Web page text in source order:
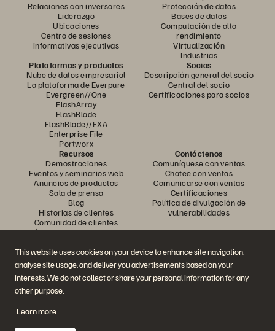
This website uses cookies on your device to enhance site navigation,
analyse site usage, and deliver you advertisements based on your
interests. We do not collect or share your personal information for any
other purpose.
Learn more
Relaciones con inversores
Liderazgo
Ubicaciones
Centro de sesiones
informativas ejecutivas
Protección de datos
Bases de datos
Computación de alto
rendimiento
Virtualización
Industrias
Plataformas y productos
Nube de datos empresarial
La plataforma de Everpure
Evergreen//One
FlashArray
FlashBlade
FlashBlade//EXA
Enterprise File
Portworx
Socios
Descripción general del socio
Central del socio
Certificaciones para socios
Recursos
Demostraciones
Eventos y seminarios web
Anuncios de productos
Sala de prensa
Blog
Historias de clientes
Comunidad de clientes
Artículo sobre conocimiento
Contáctenos
Comuníquese con ventas
Chatee con ventas
Comunicarse con ventas
Certificaciones
Política de divulgación de
vulnerabilidades
Únase a la conversación
Siga todos los canales sociales oficiales de Everpure